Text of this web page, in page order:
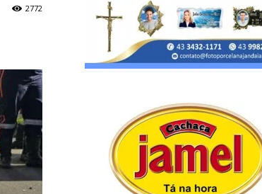
2772